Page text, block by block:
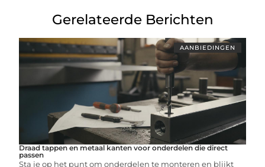
Gerelateerde Berichten
AANBIEDINGEN
Draad tappen en metaal kanten voor onderdelen die direct
passen
Sta je op het punt om onderdelen te monteren en blijkt